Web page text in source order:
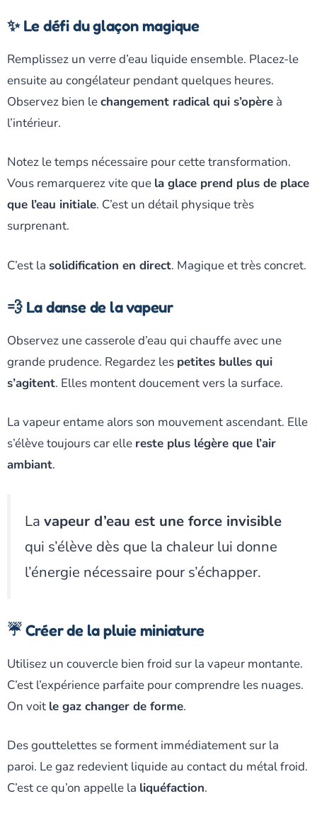
✨ Le défi du glaçon magique
Remplissez un verre d’eau liquide ensemble. Placez-le
ensuite au congélateur pendant quelques heures.
Observez bien lechangement radical qui s’opère à
l’intérieur.
Notez le temps nécessaire pour cette transformation.
Vous remarquerez vite que la glace prend plus de place
que l’eau initiale. C’est un détail physique très
surprenant.
C’est la solidification en direct. Magique et très concret.
💨 La danse de la vapeur
Observez une casserole d’eau qui chauffe avec une
grande prudence. Regardez les petites bulles qui
s’agitent. Elles montent doucement vers la surface.
La vapeur entame alors son mouvement ascendant. Elle
s’élève toujours car elle reste plus légère que l’air
ambiant.
La vapeur d’eau est une force invisible
qui s’élève dès que la chaleur lui donne
l’énergie nécessaire pour s’échapper.
☔ Créer de la pluie miniature
Utilisez un couvercle bien froid sur la vapeur montante.
C’est l’expérience parfaite pour comprendre les nuages.
On voit le gaz changer de forme.
Des gouttelettes se forment immédiatement sur la
paroi. Le gaz redevient liquide au contact du métal froid.
C’est ce qu’on appelle la liquéfaction.